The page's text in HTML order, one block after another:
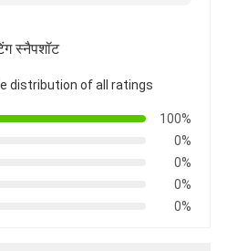
स्नैपशॉट
distribution of all ratings
100%
0%
0%
0%
0%